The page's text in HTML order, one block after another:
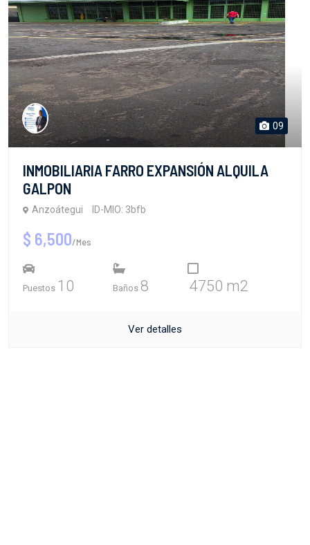
09
INMOBILIARIA FARRO EXPANSIÓN ALQUILA
GALPON
Anzoátegui ID-MIO: 3bfb
$ 6,500/Mes
Puestos 10 Baños 8 4750 m2
Ver detalles